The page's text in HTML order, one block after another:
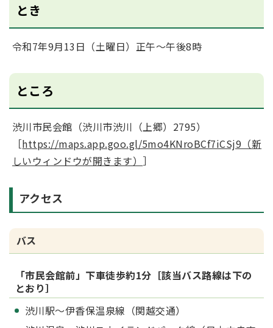
とき
令和7年9月13日（土曜日）正午～午後8時
ところ
渋川市民会館（渋川市渋川（上郷）2795）
［https://maps.app.goo.gl/5mo4KNroBCf7iCSj9（新
しいウィンドウが開きます） ］
アクセス
バス
「市民会館前」下車徒歩約1分［該当バス路線は下の
とおり］
渋川駅～伊香保温泉線（関越交通）